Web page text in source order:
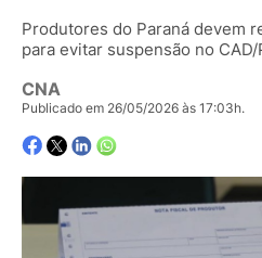
Produtores do Paraná devem
para evitar suspensão no CAD/
CNA
Publicado em 26/05/2026 às 17:03h.